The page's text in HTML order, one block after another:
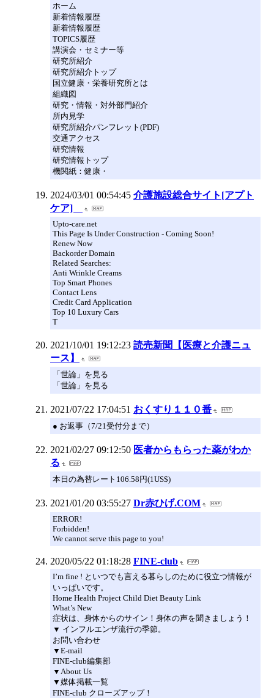
ホーム
新着情報履歴
新着情報履歴
TOPICS履歴
講演会・セミナー等
研究所紹介
研究所紹介トップ
国立健康・栄養研究所とは
組織図
研究・情報・対外部門紹介
所内見学
研究所紹介パンフレット(PDF)
交通アクセス
研究情報
研究情報トップ
機関紙：健康・
2024/03/01 00:54:45 介護施設総合サイト[アプト
ケア]
Upto-care.net
This Page Is Under Construction - Coming Soon!
Renew Now
Backorder Domain
Related Searches:
Anti Wrinkle Creams
Top Smart Phones
Contact Lens
Credit Card Application
Top 10 Luxury Cars
T
2021/10/01 19:12:23 読売新聞【医療と介護ニュ
ース】
「世論」を見る
「世論」を見る
2021/07/22 17:04:51 おくすり１１０番
● お返事（7/21受付分まで）
2021/02/27 09:12:50 医者からもらった薬がわか
る
本日の為替レート106.58円(1US$)
2021/01/20 03:55:27 Dr赤ひげ.COM
ERROR!
Forbidden!
We cannot serve this page to you!
2020/05/22 01:18:28 FINE-club
I’m fine ! といつでも言える暮らしのために役立つ情報が
いっぱいです。
Home Health Project Child Diet Beauty Link
What’s New
症状は、身体からのサイン！身体の声を聞きましょう！
▼ インフルエンザ流行の季節。
お問い合わせ
▼E-mail
FINE-club編集部
▼About Us
▼媒体掲載一覧
FINE-club クローズアップ！